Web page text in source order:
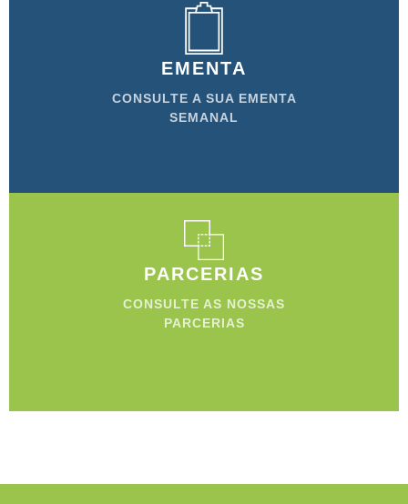
EMENTA
CONSULTE A SUA EMENTA
SEMANAL
PARCERIAS
CONSULTE AS NOSSAS
PARCERIAS